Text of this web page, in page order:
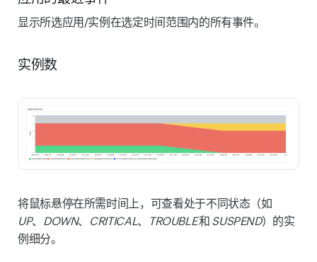
显示所选应用/实例在选定时间范围内的所有事件。
实例数
将鼠标悬停在所需时间上，可查看处于不同状态（如
UP、 DOWN、 CRITICAL、 TROUBLE和 SUSPEND）的实
例细分。